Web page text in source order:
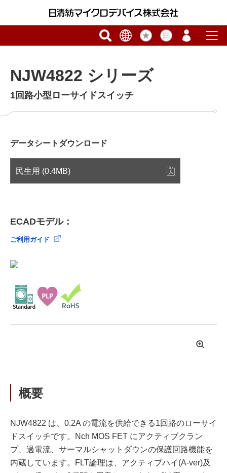
NJW4822 シリーズ
1回路小型ローサイドスイッチ
データシートダウンロード
民生用 (0.4MB)
ECADモデル：
ご利用ガイド
拡
概要
NJW4822 は、0.2A の電流を供給できる1回路のローサイ
ドスイッチです。Nch MOS FET にアクティブクラン
プ、過電流、サーマルシャットダウンの保護回路機能を
内蔵しています。FLT論理は、アクティブハイ(A-ver)及